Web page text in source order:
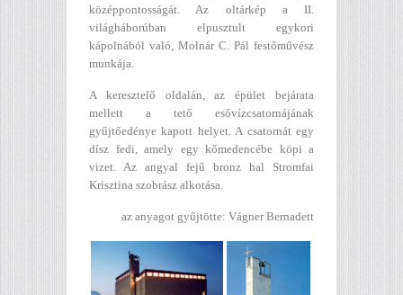
középpontosságát. Az oltárkép a II.
világháborúban elpusztult egykori
kápolnából való, Molnár C. Pál festőművész
munkája.
A keresztelő oldalán, az épület bejárata
mellett a tető esővízcsatornájának
gyűjtőedénye kapott helyet. A csatornát egy
dísz fedi, amely egy kőmedencébe köpi a
vizet. Az angyal fejű bronz hal Stromfai
Krisztina szobrász alkotása.
az anyagot gyűjtötte: Vágner Bernadett